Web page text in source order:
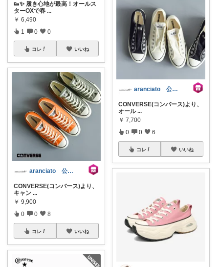
👟✨ 履き心地が最高！オールス
ターOXで春 ...
￥ 6,490
1 0 0
コレ いいね
aranciato 公式アカウント
CONVERSE(コンバース)より、
キャン ...
￥ 9,900
0 0 8
コレ いいね
aranciato 公式アカウント
CONVERSE(コンバース)より、
オール ...
￥ 7,700
0 0 6
コレ いいね